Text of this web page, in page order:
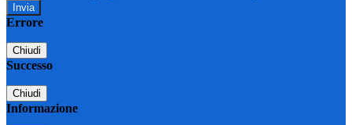
Errore
Chiudi
Successo
Chiudi
Informazione